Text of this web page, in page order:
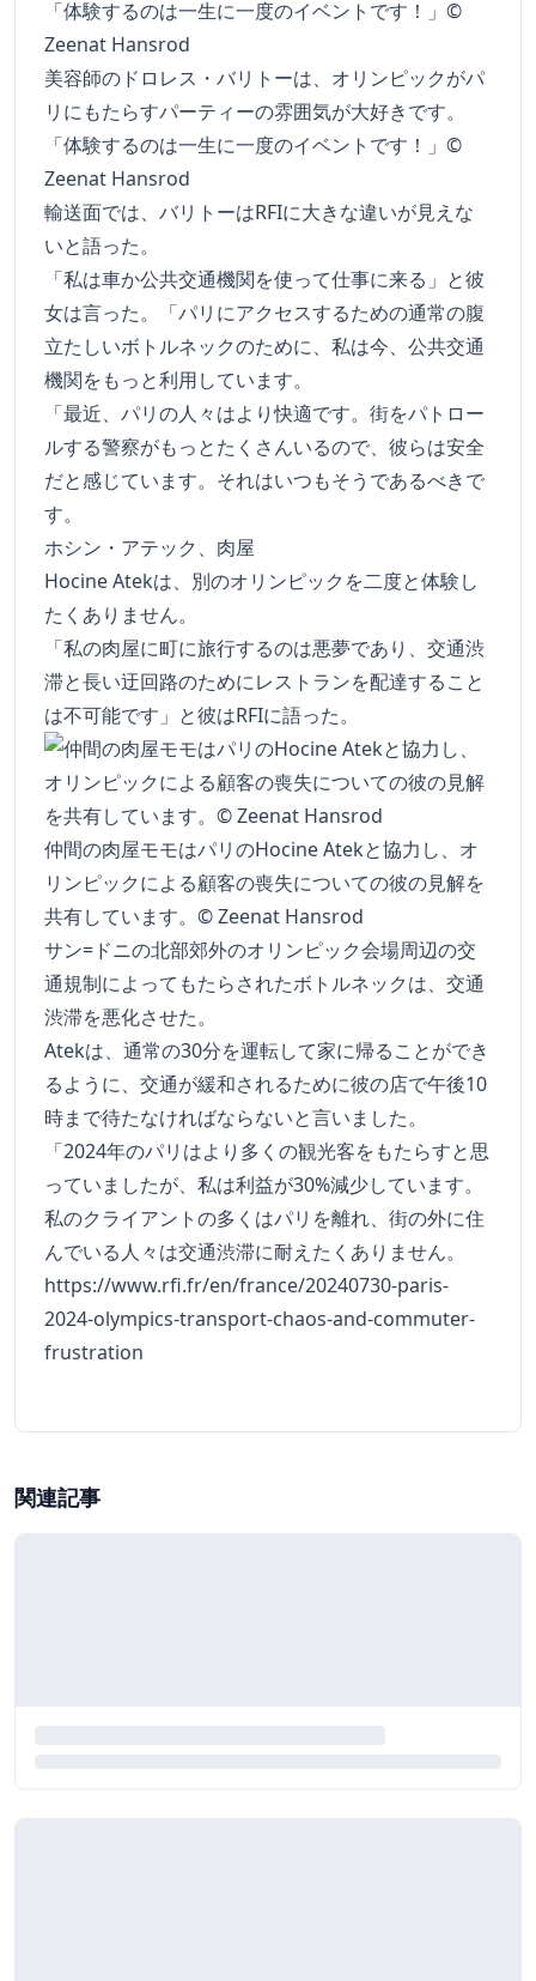
美容師のドロレス・バリトーは、オリンピックがパ
リにもたらすパーティーの雰囲気が大好きです。
「体験するのは一生に一度のイベントです！」©
Zeenat Hansrod
輸送面では、バリトーはRFIに大きな違いが見えな
いと語った。
「私は車か公共交通機関を使って仕事に来る」と彼
女は言った。「パリにアクセスするための通常の腹
立たしいボトルネックのために、私は今、公共交通
機関をもっと利用しています。
「最近、パリの人々はより快適です。街をパトロー
ルする警察がもっとたくさんいるので、彼らは安全
だと感じています。それはいつもそうであるべきで
す。
ホシン・アテック、肉屋
Hocine Atekは、別のオリンピックを二度と体験し
たくありません。
「私の肉屋に町に旅行するのは悪夢であり、交通渋
滞と長い迂回路のためにレストランを配達すること
は不可能です」と彼はRFIに語った。
仲間の肉屋モモはパリのHocine Atekと協力し、オ
リンピックによる顧客の喪失についての彼の見解を
共有しています。© Zeenat Hansrod
サン=ドニの北部郊外のオリンピック会場周辺の交
通規制によってもたらされたボトルネックは、交通
渋滞を悪化させた。
Atekは、通常の30分を運転して家に帰ることができ
るように、交通が緩和されるために彼の店で午後10
時まで待たなければならないと言いました。
「2024年のパリはより多くの観光客をもたらすと思
っていましたが、私は利益が30%減少しています。
私のクライアントの多くはパリを離れ、街の外に住
んでいる人々は交通渋滞に耐えたくありません。
https://www.rfi.fr/en/france/20240730-paris-
2024-olympics-transport-chaos-and-commuter-
frustration
関連記事